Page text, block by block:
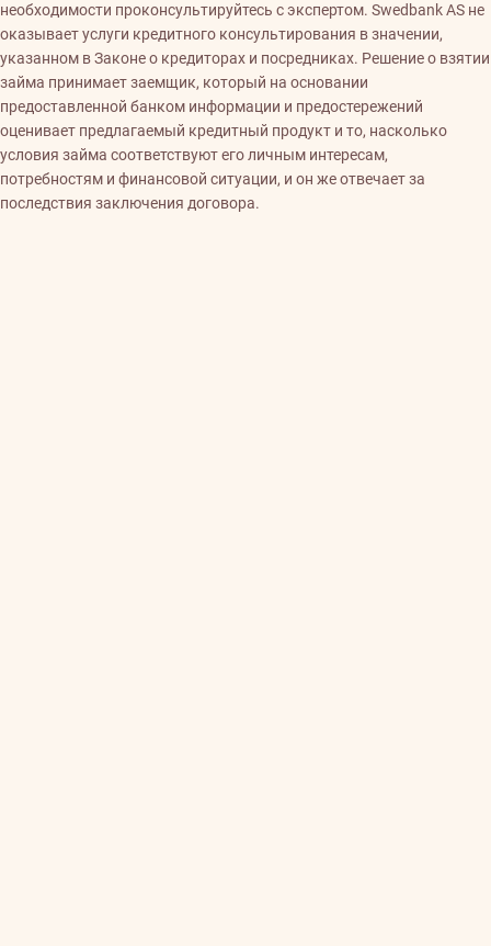
необходимости проконсультируйтесь с экспертом. Swedbank AS не
оказывает услуги кредитного консультирования в значении,
указанном в Законе о кредиторах и посредниках. Решение о взятии
займа принимает заемщик, который на основании
предоставленной банком информации и предостережений
оценивает предлагаемый кредитный продукт и то, насколько
условия займа соответствуют его личным интересам,
потребностям и финансовой ситуации, и он же отвечает за
последствия заключения договора.